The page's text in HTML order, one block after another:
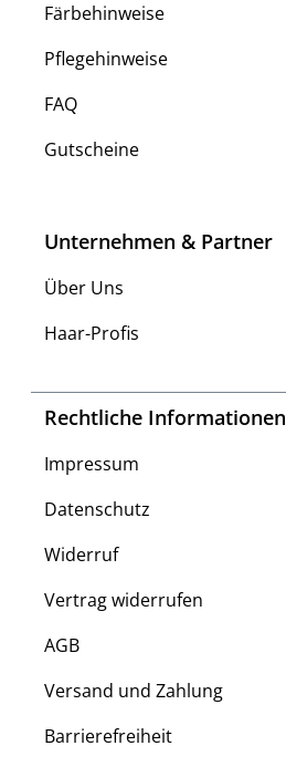
Färbehinweise
Pflegehinweise
FAQ
Gutscheine
Unternehmen & Partner
Über Uns
Haar-Profis
Rechtliche Informationen
Impressum
Datenschutz
Widerruf
Vertrag widerrufen
AGB
Versand und Zahlung
Barrierefreiheit